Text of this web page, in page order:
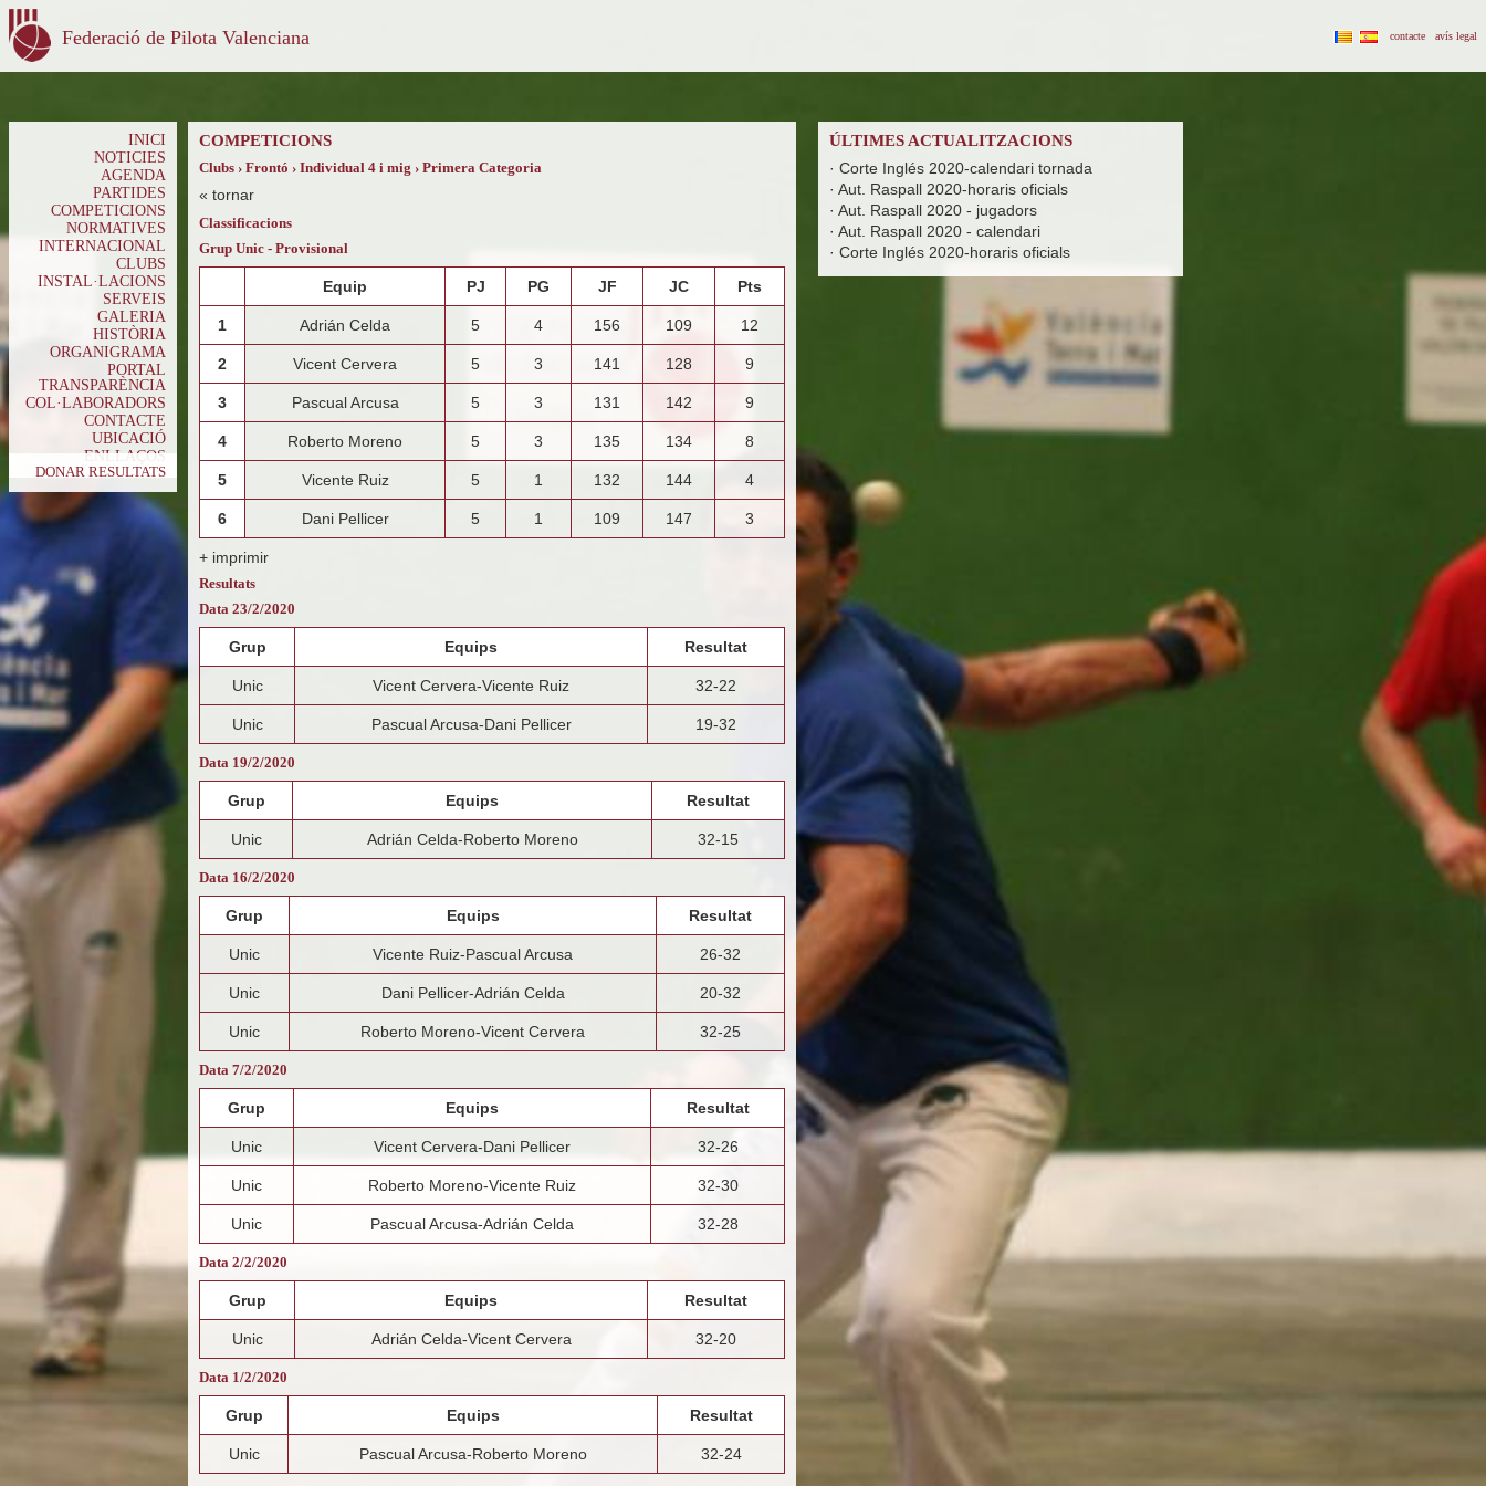
Federació de Pilota Valenciana contacte avís legal
INICI
NOTICIES
AGENDA
PARTIDES
COMPETICIONS
NORMATIVES
INTERNACIONAL
CLUBS
INSTAL·LACIONS
SERVEIS
GALERIA
HISTÒRIA
ORGANIGRAMA
PORTAL
TRANSPARÈNCIA
COL·LABORADORS
CONTACTE
UBICACIÓ
ENLLAÇOS
DONAR RESULTATS
COMPETICIONS
Clubs › Frontó › Individual 4 i mig › Primera Categoria
« tornar
Classificacions
Grup Unic - Provisional
Equip PJ PG JF JC Pts
1 Adrián Celda 5 4 156 109 12
2 Vicent Cervera 5 3 141 128 9
3 Pascual Arcusa 5 3 131 142 9
4 Roberto Moreno 5 3 135 134 8
5 Vicente Ruiz 5 1 132 144 4
6 Dani Pellicer 5 1 109 147 3
+ imprimir
Resultats
Data 23/2/2020
Grup Equips Resultat
Unic Vicent Cervera-Vicente Ruiz 32-22
Unic Pascual Arcusa-Dani Pellicer 19-32
Data 19/2/2020
Grup Equips Resultat
Unic Adrián Celda-Roberto Moreno 32-15
Data 16/2/2020
Grup Equips Resultat
Unic Vicente Ruiz-Pascual Arcusa 26-32
Unic Dani Pellicer-Adrián Celda 20-32
Unic Roberto Moreno-Vicent Cervera 32-25
Data 7/2/2020
Grup Equips Resultat
Unic Vicent Cervera-Dani Pellicer 32-26
Unic Roberto Moreno-Vicente Ruiz 32-30
Unic Pascual Arcusa-Adrián Celda 32-28
Data 2/2/2020
Grup Equips Resultat
Unic Adrián Celda-Vicent Cervera 32-20
Data 1/2/2020
Grup Equips Resultat
Unic Pascual Arcusa-Roberto Moreno 32-24
ÚLTIMES ACTUALITZACIONS
· Corte Inglés 2020-calendari tornada
· Aut. Raspall 2020-horaris oficials
· Aut. Raspall 2020 - jugadors
· Aut. Raspall 2020 - calendari
· Corte Inglés 2020-horaris oficials